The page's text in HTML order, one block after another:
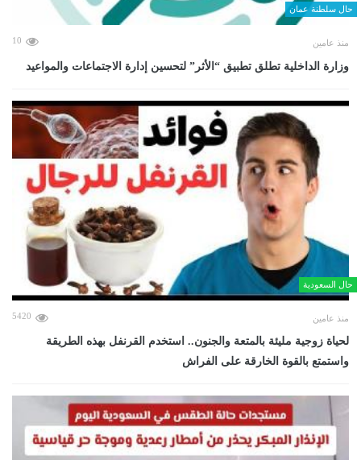
حال سلطنة عمان
منذ عامين 10
وزارة الداخلية تطلق تطبيق “الأثر” لتحسين إدارة الاجتماعات والمواعيد
حال السعودية
منذ عامين 5420
لحياة زوجية مليئة بالمتعة والجنون.. استخدم القرنفل بهذه الطريقة
واستمتع بالقوة الخارقة على الفراش